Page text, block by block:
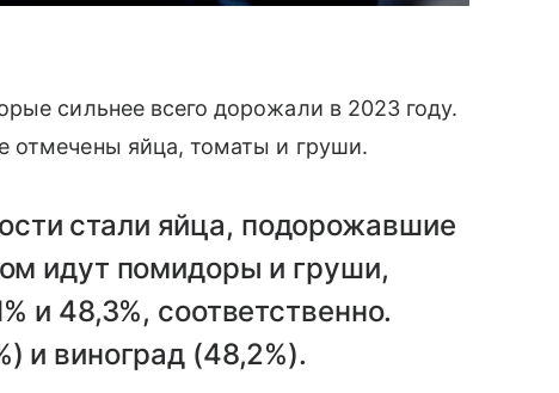
сильнее всего дорожали в 2023 году.
отмечены яйца, томаты и груши.
стали яйца, подорожавшие
идут помидоры и груши,
и 48,3%, соответственно.
и виноград (48,2%).